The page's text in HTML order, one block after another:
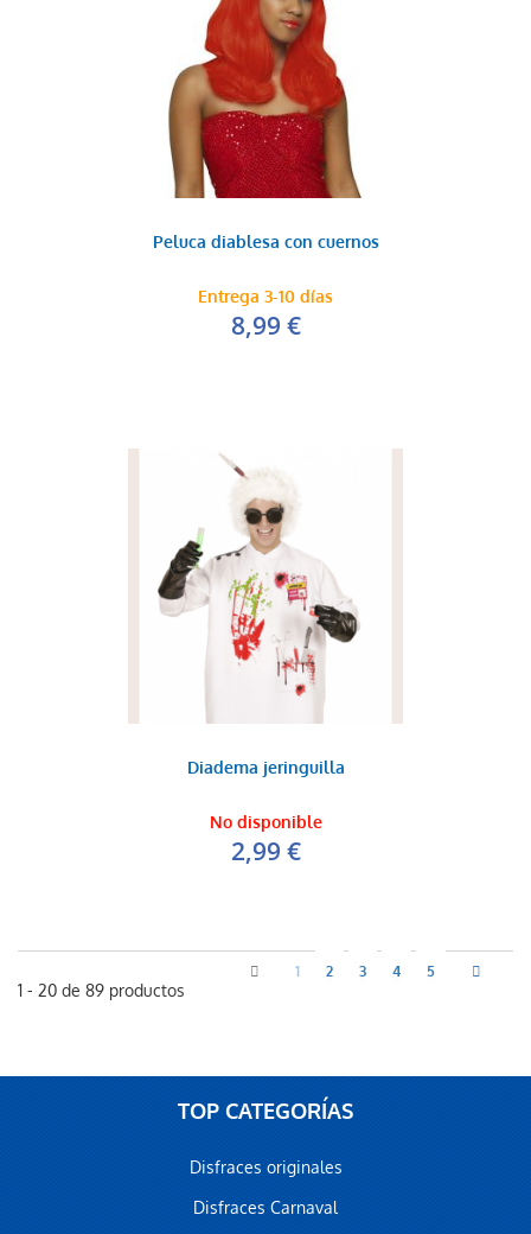
Peluca diablesa con cuernos
Entrega 3-10 días
8,99 €
Diadema jeringuilla
No disponible
2,99 €
1 - 20 de 89 productos
1 2 3 4 5
TOP CATEGORÍAS
Disfraces originales
Disfraces Carnaval